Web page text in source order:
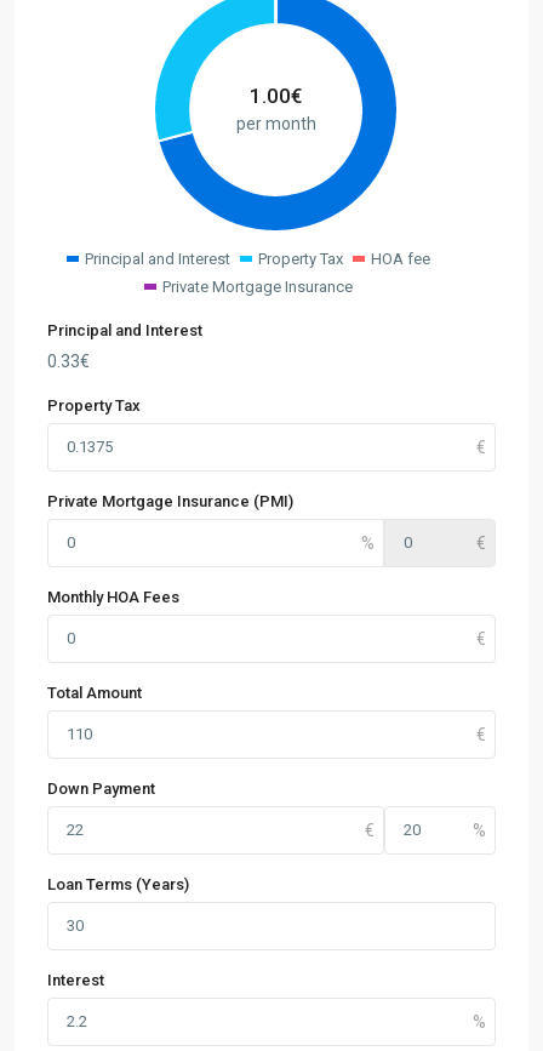
1.00€
per month
Principal and Interest Property Tax
HOA fee
Private Mortgage Insurance
Principal and Interest
0.33€
Property Tax
Private Mortgage Insurance (PMI)
Monthly HOA Fees
Total Amount
Down Payment
Loan Terms (Years)
Interest